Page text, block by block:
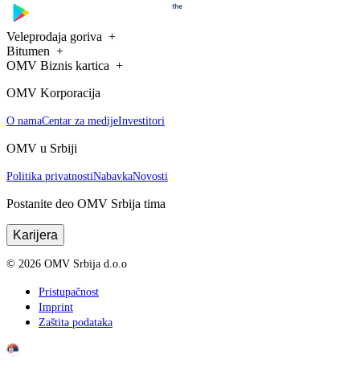
Veleprodaja goriva
Bitumen
OMV Biznis kartica
OMV Korporacija
O namaCentar za medijeInvestitori
OMV u Srbiji
Politika privatnostiNabavkaNovosti
Postanite deo OMV Srbija tima
Karijera
© 2026 OMV Srbija d.o.o
Pristupačnost
Imprint
Zaštita podataka